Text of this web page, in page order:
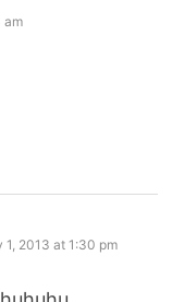
am
1, 2013 at 1:30 pm